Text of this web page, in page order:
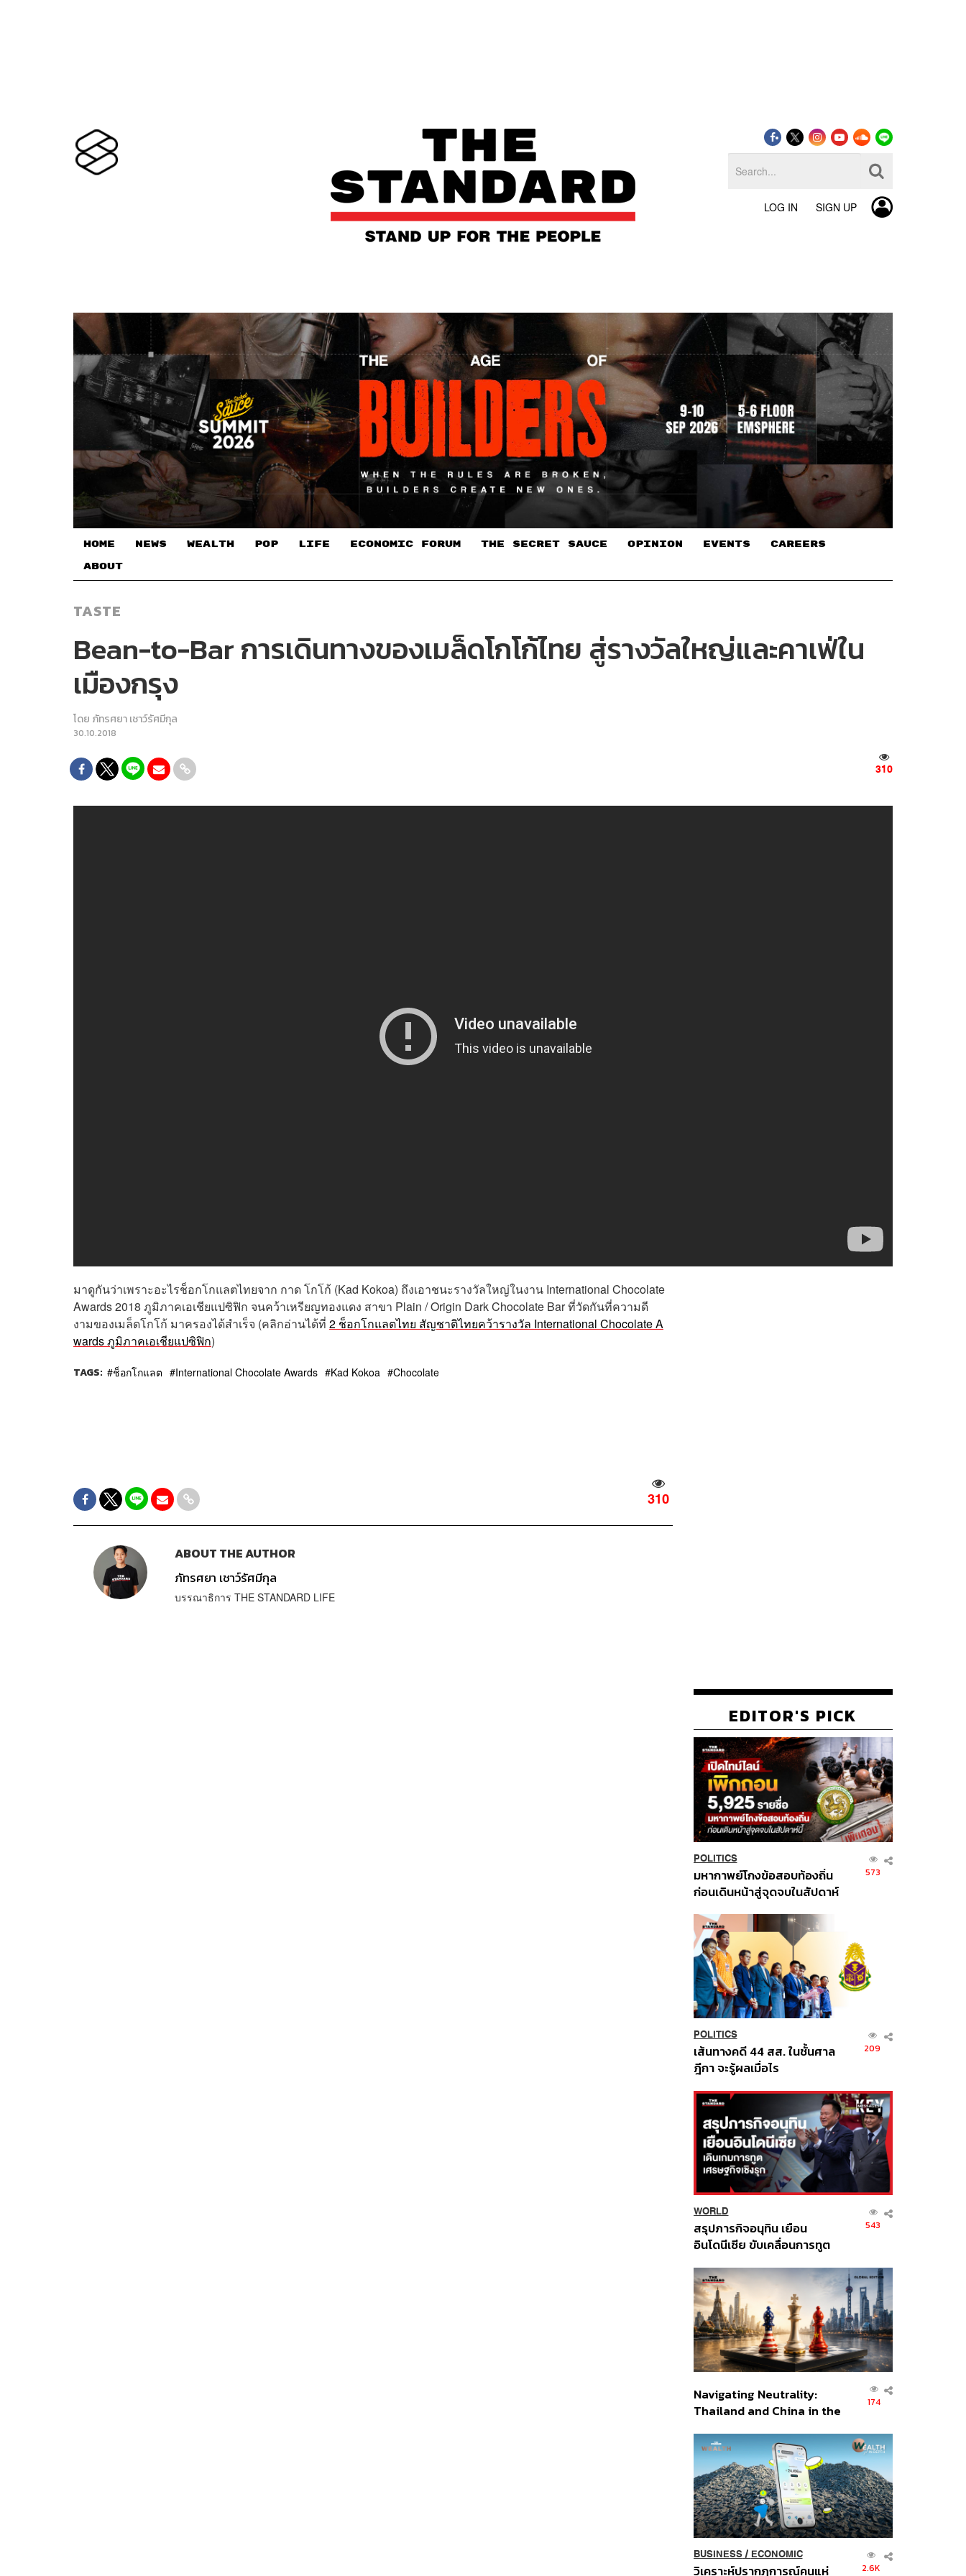
LOG IN SIGN UP
HOME NEWS WEALTH POP LIFE ECONOMIC FORUM THE SECRET SAUCE​ OPINION EVENTS CAREERS
ABOUT
TASTE
Bean-to-Bar การเดินทางของเมล็ดโกโก้ไทย สู่รางวัลใหญ่และคาเฟ่ใน
เมืองกรุง
โดย ภัทรศยา เชาว์รัศมีกุล
30.10.2018
310
มาดูกันว่าเพราะอะไรช็อกโกแลตไทยจาก กาด โกโก้ (Kad Kokoa) ถึงเอาชนะรางวัลใหญ่ในงาน International Chocolate
Awards 2018 ภูมิภาคเอเชียแปซิฟิก จนคว้าเหรียญทองแดง สาขา Plain / Origin Dark Chocolate Bar ที่วัดกันที่ความดี
งามของเมล็ดโกโก้ มาครองได้สำเร็จ (คลิกอ่านได้ที่ 2 ช็อกโกแลตไทย สัญชาติไทยคว้ารางวัล International Chocolate A
wards ภูมิภาคเอเชียแปซิฟิก)
TAGS: ช็อกโกแลต International Chocolate Awards Kad Kokoa Chocolate
310
ABOUT THE AUTHOR
ภัทรศยา เชาว์รัศมีกุล
บรรณาธิการ THE STANDARD LIFE
EDITOR'S PICK
POLITICS
มหากาพย์โกงข้อสอบท้องถิ่น
ก่อนเดินหน้าสู่จุดจบในสัปดาห์
573
POLITICS
เส้นทางคดี 44 สส. ในชั้นศาล
ฎีกา จะรู้ผลเมื่อไร
209
WORLD
สรุปภารกิจอนุทิน เยือน
อินโดนีเซีย ขับเคลื่อนการทูต
ส่วนยุทธศาสตร์ไทย –
อินโดนีเซีย
543
Navigating Neutrality:
Thailand and China in the
Order
174
BUSINESS/ ECONOMIC
วิเคราะห์ปรากฏการณ์คนแห่ 2.6K